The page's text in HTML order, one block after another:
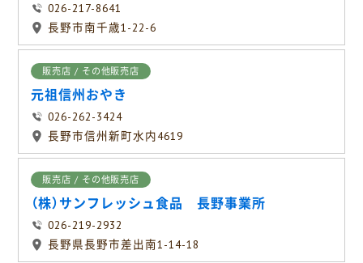
026-217-8641
長野市南千歳1-22-6
販売店 / その他販売店
元祖信州おやき
026-262-3424
長野市信州新町水内4619
販売店 / その他販売店
（株）サンフレッシュ食品 長野事業所
026-219-2932
長野県長野市差出南1-14-18